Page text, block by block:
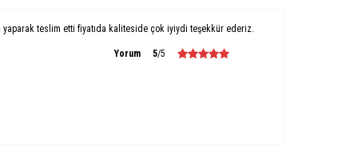
teslim etti fiyatıda kaliteside çok iyiydi teşekkür ederiz.
Yorum 5/5